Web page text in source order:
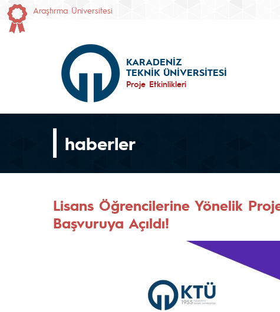
Araştırma Üniversitesi
KARADENİZ
TEKNİK ÜNİVERSİTESİ
Proje Etkinlikleri
haberler
Lisans Öğrencilerine Yönelik
Başvuruya Açıldı!